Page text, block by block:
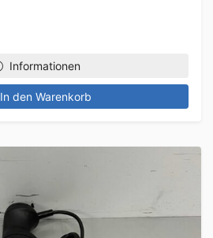
Informationen
In den Warenkorb